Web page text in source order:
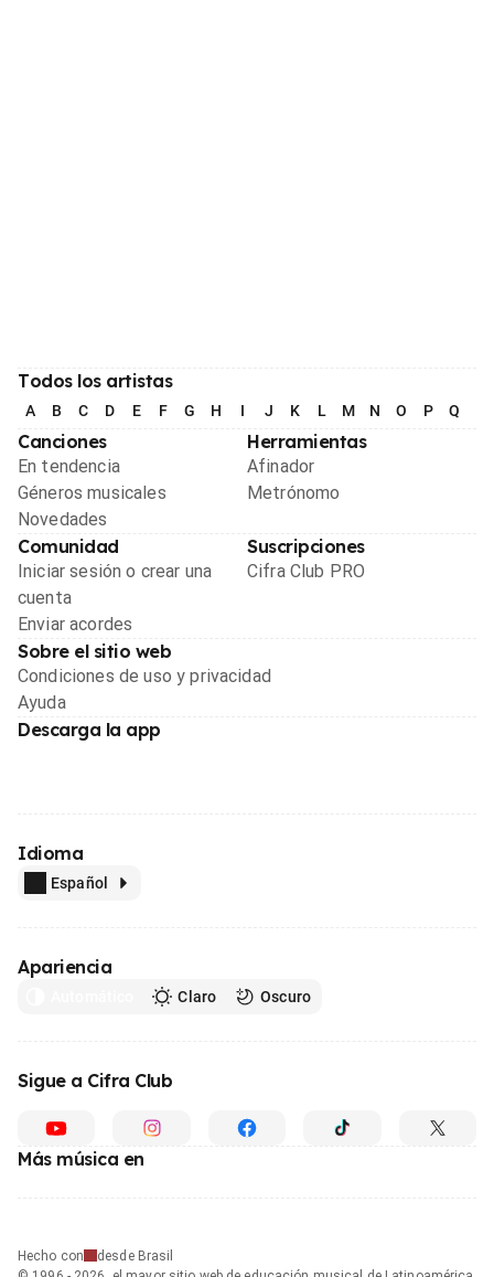
Todos los artistas
A B C D E F G H I J K L M N O P Q
Canciones
En tendencia
Géneros musicales
Novedades
Herramientas
Afinador
Metrónomo
Comunidad
Iniciar sesión o crear una
cuenta
Enviar acordes
Suscripciones
Cifra Club PRO
Sobre el sitio web
Condiciones de uso y privacidad
Ayuda
Descarga la app
Idioma
Español
Apariencia
Claro Oscuro
Sigue a Cifra Club
Más música en
Hecho con
desde Brasil